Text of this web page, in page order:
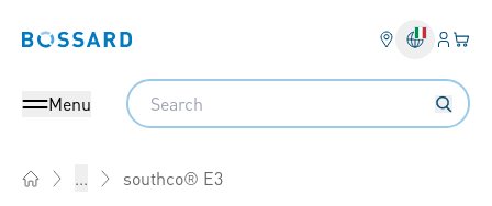
Bossard homepage Login
Il
Menu
Search
... southco® E3